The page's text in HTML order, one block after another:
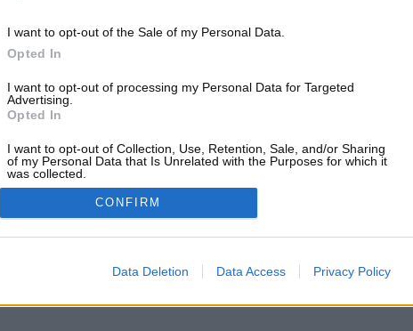
I want to opt-out of the Sale of my Personal Data.
Opted In
I want to opt-out of processing my Personal Data for Targeted
Advertising.
Opted In
I want to opt-out of Collection, Use, Retention, Sale, and/or Sharing
of my Personal Data that Is Unrelated with the Purposes for which it
was collected.
Opted Out
CONFIRM
Data Deletion Data Access Privacy Policy